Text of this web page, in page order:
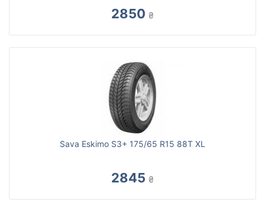
2850 ₴
Sava Eskimo S3+ 175/65 R15 88T XL
2845 ₴